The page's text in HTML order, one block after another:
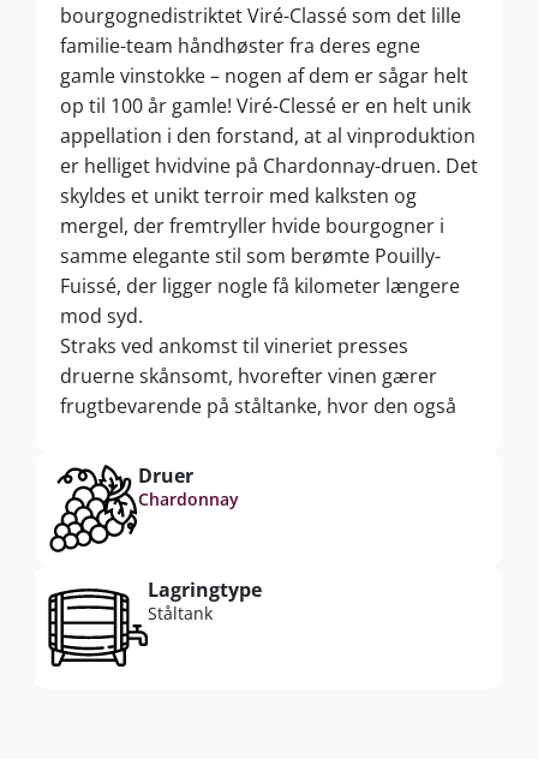
bourgognedistriktet Viré-Classé som det lille
familie-team håndhøster fra deres egne
gamle vinstokke – nogen af dem er sågar helt
op til 100 år gamle! Viré-Clessé er en helt unik
appellation i den forstand, at al vinproduktion
er helliget hvidvine på Chardonnay-druen. Det
skyldes et unikt terroir med kalksten og
mergel, der fremtryller hvide bourgogner i
samme elegante stil som berømte Pouilly-
Fuissé, der ligger nogle få kilometer længere
mod syd.
Straks ved ankomst til vineriet presses
druerne skånsomt, hvorefter vinen gærer
frugtbevarende på ståltanke, hvor den også
der føjer cremet tekstur og ekstra finesse til
smagsoplevelsen.
Druer
Chardonnay
Lagringtype
Ståltank